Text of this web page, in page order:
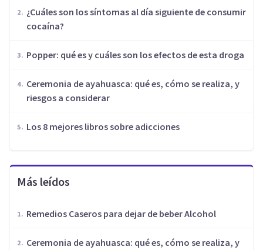
¿Cuáles son los síntomas al día siguiente de consumir
cocaína?
Popper: qué es y cuáles son los efectos de esta droga
Ceremonia de ayahuasca: qué es, cómo se realiza, y
riesgos a considerar
Los 8 mejores libros sobre adicciones
Más leídos
Remedios Caseros para dejar de beber Alcohol
Ceremonia de ayahuasca: qué es, cómo se realiza, y